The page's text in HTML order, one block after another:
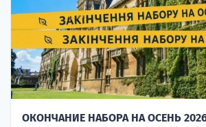
ОКОНЧАНИЕ НАБОРА НА ОСЕНЬ